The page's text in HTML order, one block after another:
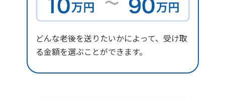
どんな老後を送りたいかによって、受け取
る金額を選ぶことができます。